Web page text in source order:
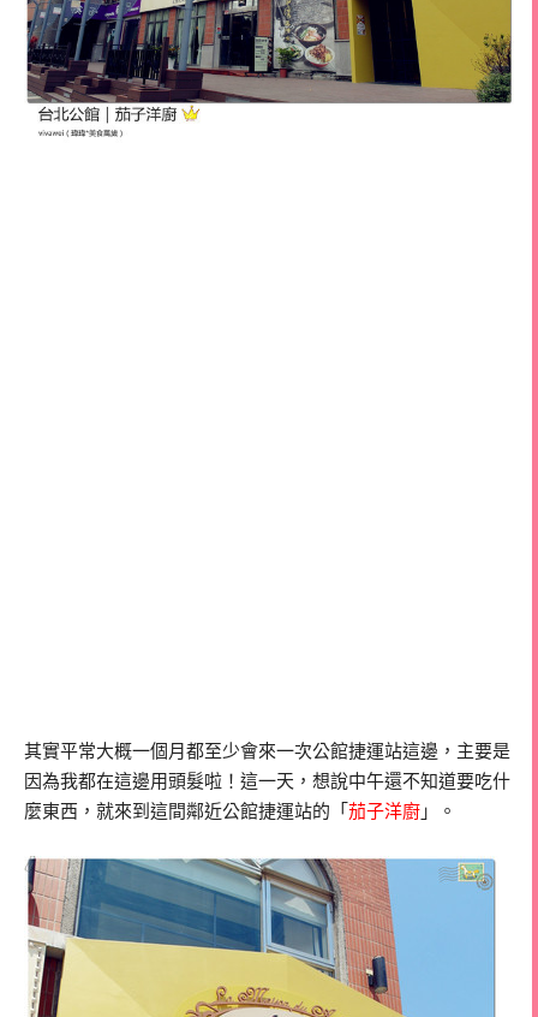
其實平常大概一個月都至少會來一次公館捷運站這邊，主要是
因為我都在這邊用頭髮啦！這一天，想說中午還不知道要吃什
麼東西，就來到這間鄰近公館捷運站的「 茄子洋廚 」。